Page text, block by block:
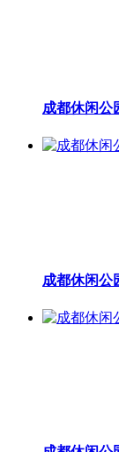
成都休闲公
成都休闲公